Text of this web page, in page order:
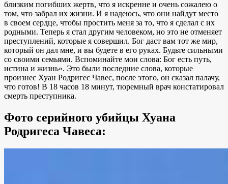
близким погибших жертв, что я искренне и очень сожалею о
том, что забрал их жизни. И я надеюсь, что они найдут место
в своем сердце, чтобы простить меня за то, что я сделал с их
родными. Теперь я стал другим человеком, но это не отменяет
преступлений, которые я совершил. Бог даст вам тот же мир,
который он дал мне, и вы будете в его руках. Будьте сильными
со своими семьями. Вспоминайте мои слова: Бог есть путь,
истина и жизнь». Это были последние слова, которые
произнес Хуан Родригес Чавес, после этого, он сказал палачу,
что готов! В 18 часов 18 минут, тюремный врач констатировал
смерть преступника.
Фото серийного убийцы Хуана
Родригеса Чавеса: